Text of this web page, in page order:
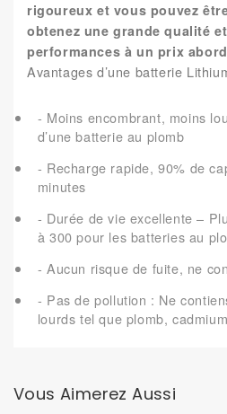
rigoureux et vous pouvez
obtenez une grande qualité
performances à un prix
Avantages d’une batterie
- Moins encombrant, moins
d’une batterie au plomb
- Recharge rapide, 90% de
minutes
- Durée de vie excellente –
à 300 pour les batteries au
- Aucun risque de fuite, ne
- Pas de pollution : Ne
lourds tel que plomb,
Vous Aimerez Aussi